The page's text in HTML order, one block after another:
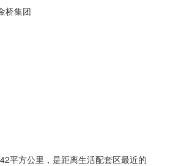
桥集团
平方公里，是距离生活配套区最近的